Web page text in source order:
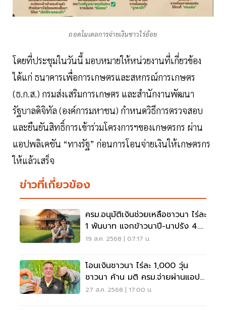
ถอดโมเดลการจ่ายเงินชาวไร่อ้อย
โดยที่ประชุมในวันนี้ มอบหมายให้หน่วยงานที่เกี่ยวข้อง
ได้แก่ ธนาคารเพื่อการเกษตรและสหกรณ์การเกษตร
(ธ.ก.ส.) กรมส่งเสริมการเกษตร และสำนักงานพัฒนา
รัฐบาลดิจิทัล (องค์การมหาชน) กำหนดวิธีการตรวจสอบ
และยืนยันสิทธิ์การเข้าร่วมโครงการฯของเกษตรกร ผ่าน
แอปพลิเคชัน “ทางรัฐ” ก่อนการโอนจ่ายเงินให้เกษตรกร
ให้แล้วเสร็จ
ข่าวที่เกี่ยวข้อง
ครม.อนุมัติเงินช่วยเหลือชาวนา ไร่ละ
1 พันบาท แจกข้าวนาปี-นาปรัง 4.5
หมื่นล้าน
19 ส.ค. 2568 | 07:17 น.
โอนเงินชาวนา ไร่ละ 1,000 วุ่น
ชาวนา ค้าน มติ ครม.จ่ายผ่านแอป
ทางรัฐ
27 ส.ค. 2568 | 17:00 น.